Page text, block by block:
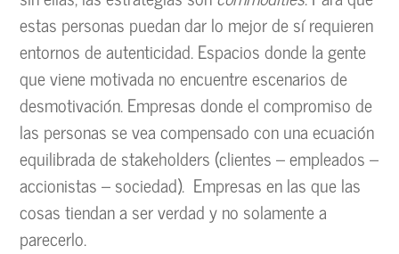
estas personas puedan dar lo mejor de sí requieren
entornos de autenticidad. Espacios donde la gente
que viene motivada no encuentre escenarios de
desmotivación. Empresas donde el compromiso de
las personas se vea compensado con una ecuación
equilibrada de stakeholders (clientes – empleados –
accionistas – sociedad). Empresas en las que las
cosas tiendan a ser verdad y no solamente a
parecerlo.